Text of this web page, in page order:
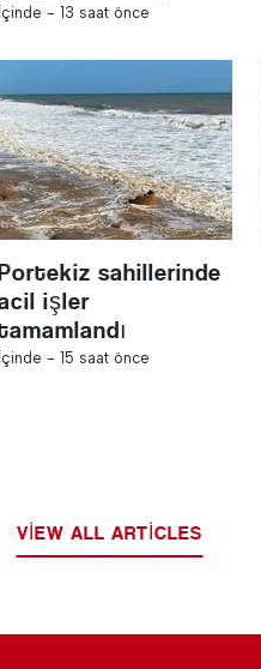
İçinde -13 saat önce
sahillerinde
işler
İçinde -15 saat önce
VIEW ALL ARTICLES